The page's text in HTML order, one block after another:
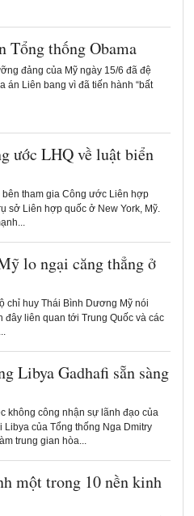
Tổng thống Obama
đảng của Mỹ ngày 15/6 đã đệ
án Liên bang vì đã tiến hành “bất
ước LHQ về luật biển
tham gia Công ước Liên hợp
sở Liên hợp quốc ở New York, Mỹ.
lo ngại căng thẳng ở
chỉ huy Thái Bình Dương Mỹ nói
liên quan tới Trung Quốc và các
Libya Gadhafi sẵn sàng
không công nhận sự lãnh đạo của
của Tổng thống Nga Dmitry
trung gian hòa...
một trong 10 nền kinh